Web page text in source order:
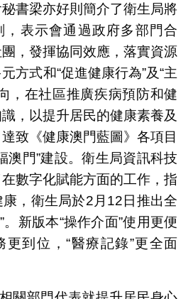
書梁亦好則簡介了衛生局將
，表示會通過政府多部門合
，發揮協同效應，落實資源
方式和“促進健康行為”及“主
，在社區推廣疾病預防和健
，以提升居民的健康素養及
致《健康澳門藍圖》各項目
澳門”建設。衛生局資訊科技
數字化賦能方面的工作，指
，衛生局於2月12日推出全
。新版本“操作介面”使用更便
更到位，“醫療記錄”更全面